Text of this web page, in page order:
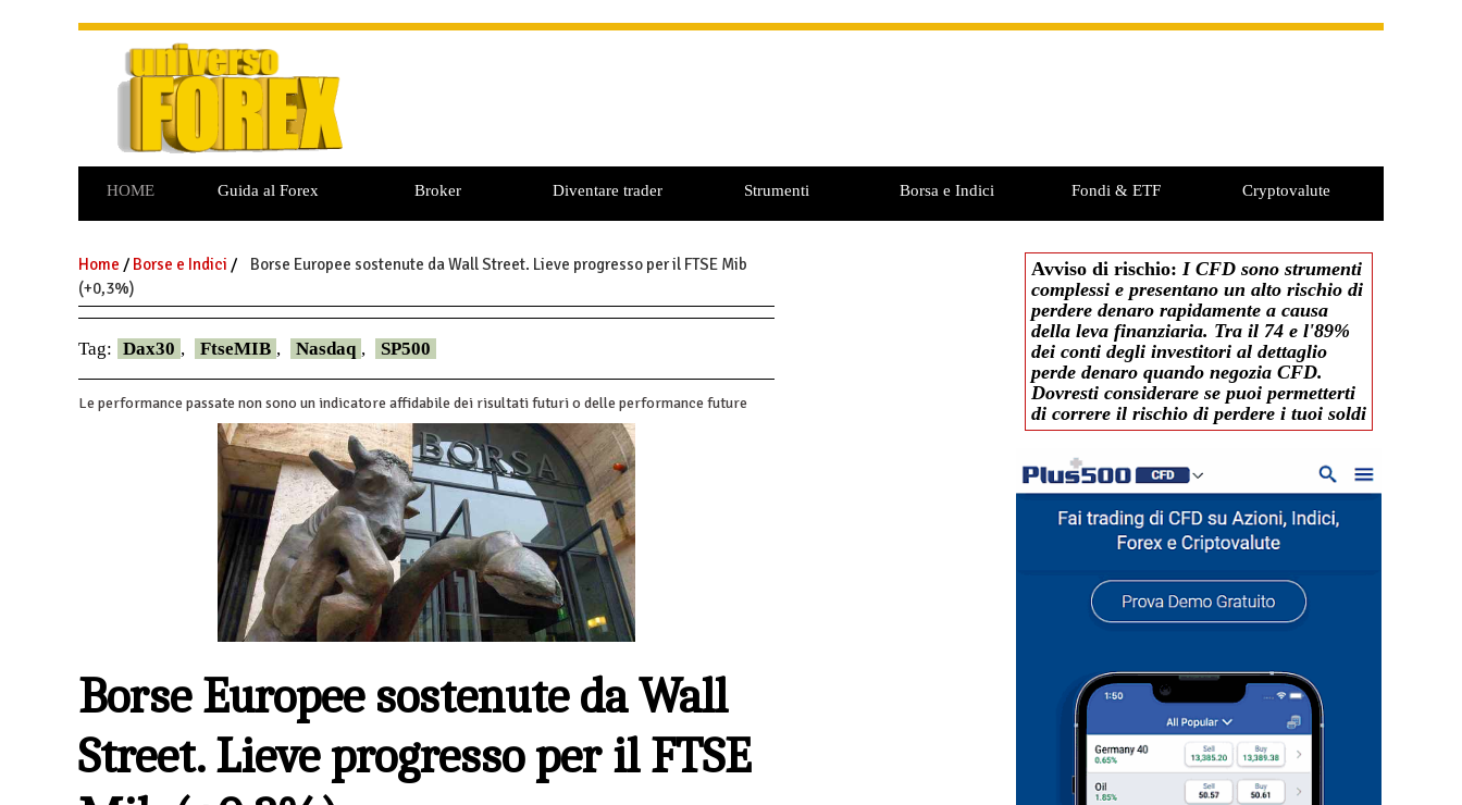
HOME Guida al Forex Broker Diventare trader Strumenti Borsa e Indici Fondi & ETF
Cryptovalute
Commodities
Opzioni Binarie
Home / Borse e Indici /
Borse Europee sostenute da Wall Street. Lieve progresso per il FTSE Mib
(+0,3%)
Tag: Dax30 , FtseMIB , Nasdaq , SP500
Le performance passate non sono un indicatore affidabile dei risultati futuri o delle performance future
Borse Europee sostenute da Wall
Street. Lieve progresso per il FTSE
Avviso di rischio: I CFD sono strumenti
complessi e presentano un alto rischio di
perdere denaro rapidamente a causa
della leva finanziaria. Tra il 74 e l'89%
dei conti degli investitori al dettaglio
perde denaro quando negozia CFD.
Dovresti considerare se puoi permetterti
di correre il rischio di perdere i tuoi soldi